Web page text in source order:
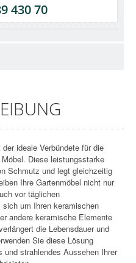
430 70
ideale Verbündete für die
Diese leistungsstarke
Schmutz und legt gleichzeitig
Ihre Gartenmöbel nicht nur
vor täglichen
um Ihren keramischen
andere keramische Elemente
die Lebensdauer und
Sie diese Lösung
und strahlendes Aussehen Ihrer